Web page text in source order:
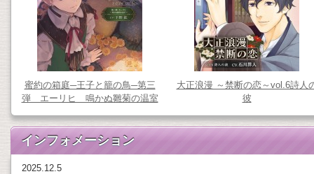
蜜約の箱庭─王子と籠の鳥─第三
弾 エーリヒ 鳴かぬ雛菊の温室
大正浪漫 ～禁断の恋～vol.6詩人
彼
インフォメーション
2025.12.5